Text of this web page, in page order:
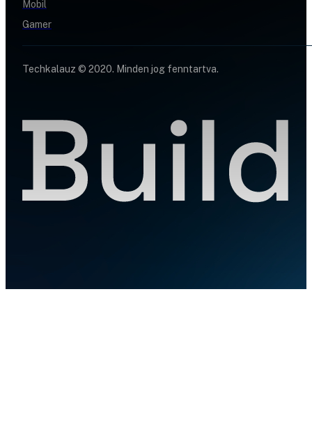
Mobil
Gamer
Techkalauz © 2020. Minden jog fenntartva.